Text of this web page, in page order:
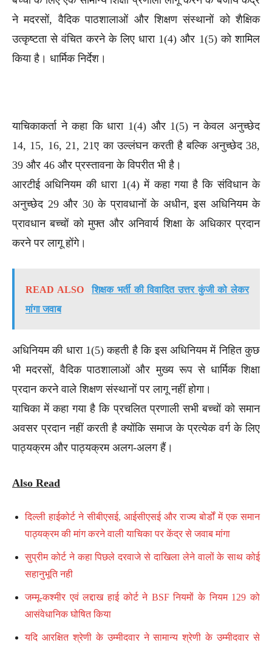
ने मदरसों, वैदिक पाठशालाओं और शिक्षण संस्थानों को शैक्षिक
उत्कृष्टता से वंचित करने के लिए धारा 1(4) और 1(5) को शामिल
किया है। धार्मिक निर्देश।
याचिकाकर्ता ने कहा कि धारा 1(4) और 1(5) न केवल अनुच्छेद
14, 15, 16, 21, 21ए का उल्लंघन करती है बल्कि अनुच्छेद 38,
39 और 46 और प्रस्तावना के विपरीत भी है।
आरटीई अधिनियम की धारा 1(4) में कहा गया है कि संविधान के
अनुच्छेद 29 और 30 के प्रावधानों के अधीन, इस अधिनियम के
प्रावधान बच्चों को मुफ्त और अनिवार्य शिक्षा के अधिकार प्रदान
करने पर लागू होंगे।
READ ALSO
शिक्षक भर्ती की विवादित उत्तर कुंजी को लेकर
मांगा जवाब
अधिनियम की धारा 1(5) कहती है कि इस अधिनियम में निहित कुछ
भी मदरसों, वैदिक पाठशालाओं और मुख्य रूप से धार्मिक शिक्षा
प्रदान करने वाले शिक्षण संस्थानों पर लागू नहीं होगा।
याचिका में कहा गया है कि प्रचलित प्रणाली सभी बच्चों को समान
अवसर प्रदान नहीं करती है क्योंकि समाज के प्रत्येक वर्ग के लिए
पाठ्यक्रम और पाठ्यक्रम अलग-अलग हैं।
Also Read
दिल्ली हाईकोर्ट ने सीबीएसई, आईसीएसई और राज्य बोर्डों में एक समान
पाठ्यक्रम की मांग करने वाली याचिका पर केंद्र से जवाब मांगा
सुप्रीम कोर्ट ने कहा पिछले दरवाजे से दाखिला लेने वालों के साथ कोई
सहानुभूति नही
जम्मू-कश्मीर एवं लद्दाख हाई कोर्ट ने BSF नियमों के नियम 129 को
आसंवेधानिक घोषित किया
यदि आरक्षित श्रेणी के उम्मीदवार ने सामान्य श्रेणी के उम्मीदवार से